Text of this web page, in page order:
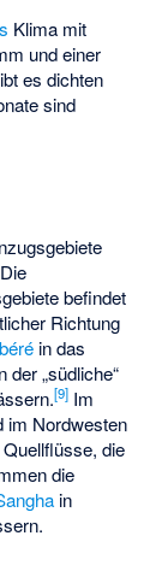
Klima mit
und einer
es dichten
sind
befindet
Richtung
in das
der „südliche“
[9] Im
im Nordwesten
die
die
in